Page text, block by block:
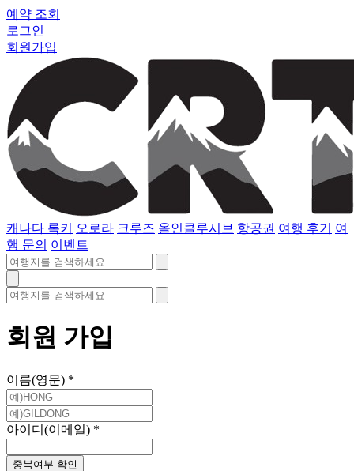
예약 조회
로그인
회원가입
캐나다 록키 오로라 크루즈 올인클루시브 항공권 여행 후기
여
행 문의 이벤트
회원 가입
이름(영문) *
아이디(이메일) *
중복여부 확인